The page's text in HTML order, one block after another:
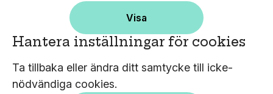
Visa
Hantera inställningar för cookies
Ta tillbaka eller ändra ditt samtycke till icke-
nödvändiga cookies.